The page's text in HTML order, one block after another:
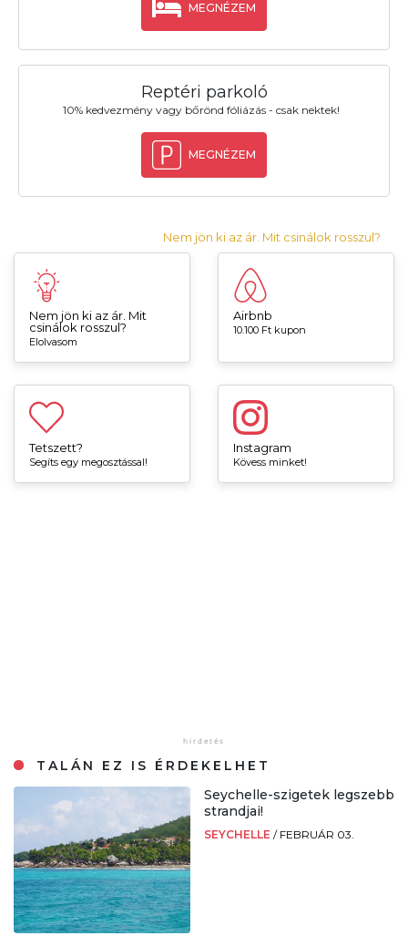
MEGNÉZEM
Reptéri parkoló
10% kedvezmény vagy bőrönd fóliázás - csak nektek!
MEGNÉZEM
Nem jön ki az ár. Mit csinálok rosszul?
Nem jön ki az ár. Mit
csinálok rosszul?
Elolvasom
Airbnb
10.100 Ft kupon
Tetszett?
Segíts egy megosztással!
Instagram
Kövess minket!
TALÁN EZ IS ÉRDEKELHET
Seychelle-szigetek legszebb
strandjai!
SEYCHELLE / FEBRUÁR 03.